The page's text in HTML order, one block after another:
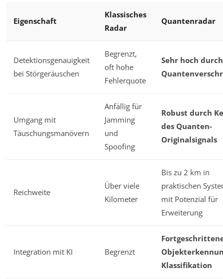
Eigenschaft
Klassisches
Radar
Quantenradar
Detektionsgenauigkeit
bei Störgeräuschen
Begrenzt,
oft hohe
Fehlerquote
Sehr hoch durch
Umgang mit
Täuschungsmanövern
Anfällig für
Jamming
und
Spoofing
Robust durch
des Quanten-
Originalsignals
Reichweite
Über viele
Kilometer
Bis zu 2 km in
praktischen
mit Potenzial für
Erweiterung
Integration mit KI Begrenzt
Klassifikation